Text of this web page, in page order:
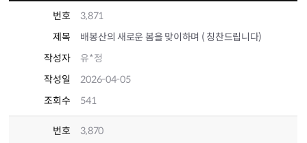
번호
3,871
제목
배봉산의 새로운 봄을 맞이하며 ( 칭찬드립니다)
작성자
유*정
작성일
2026-04-05
조회수
541
번호
3,870